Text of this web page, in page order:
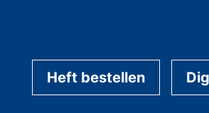
Heft bestellen